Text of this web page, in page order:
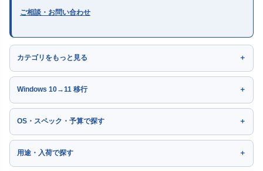
ご相談・お問い合わせ
カテゴリをもっと見る
Windows 10→11 移行
OS・スペック・予算で探す
用途・入荷で探す